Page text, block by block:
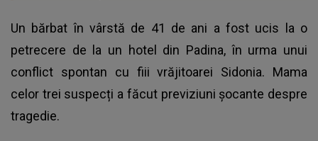
Un bărbat în vârstă de 41 de ani a fost ucis la o
petrecere de la un hotel din Padina, în urma unui
conflict spontan cu fiii vrăjitoarei Sidonia. Mama
celor trei suspecți a făcut previziuni șocante despre
tragedie.